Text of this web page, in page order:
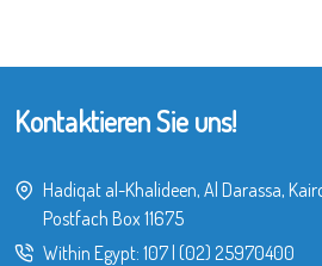
Kontaktieren Sie uns!
Hadiqat al-Khalideen, Al Darassa,
Postfach Box 11675
Within Egypt: 107| (02) 25970400